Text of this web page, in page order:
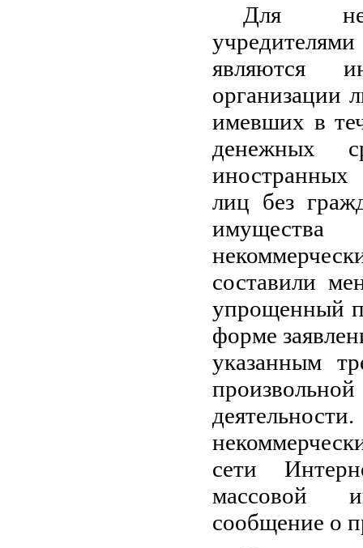
Для
являются
организации
имевших в
денежных
иностранных
лиц без
составили
упрощенный
форме
указанным
сети
массовой
сообщение о